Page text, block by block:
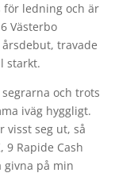
för ledning och är
Västerbo
travade
starkt.
och trots
iväg hyggligt.
visst seg ut, så
Rapide Cash
givna på min